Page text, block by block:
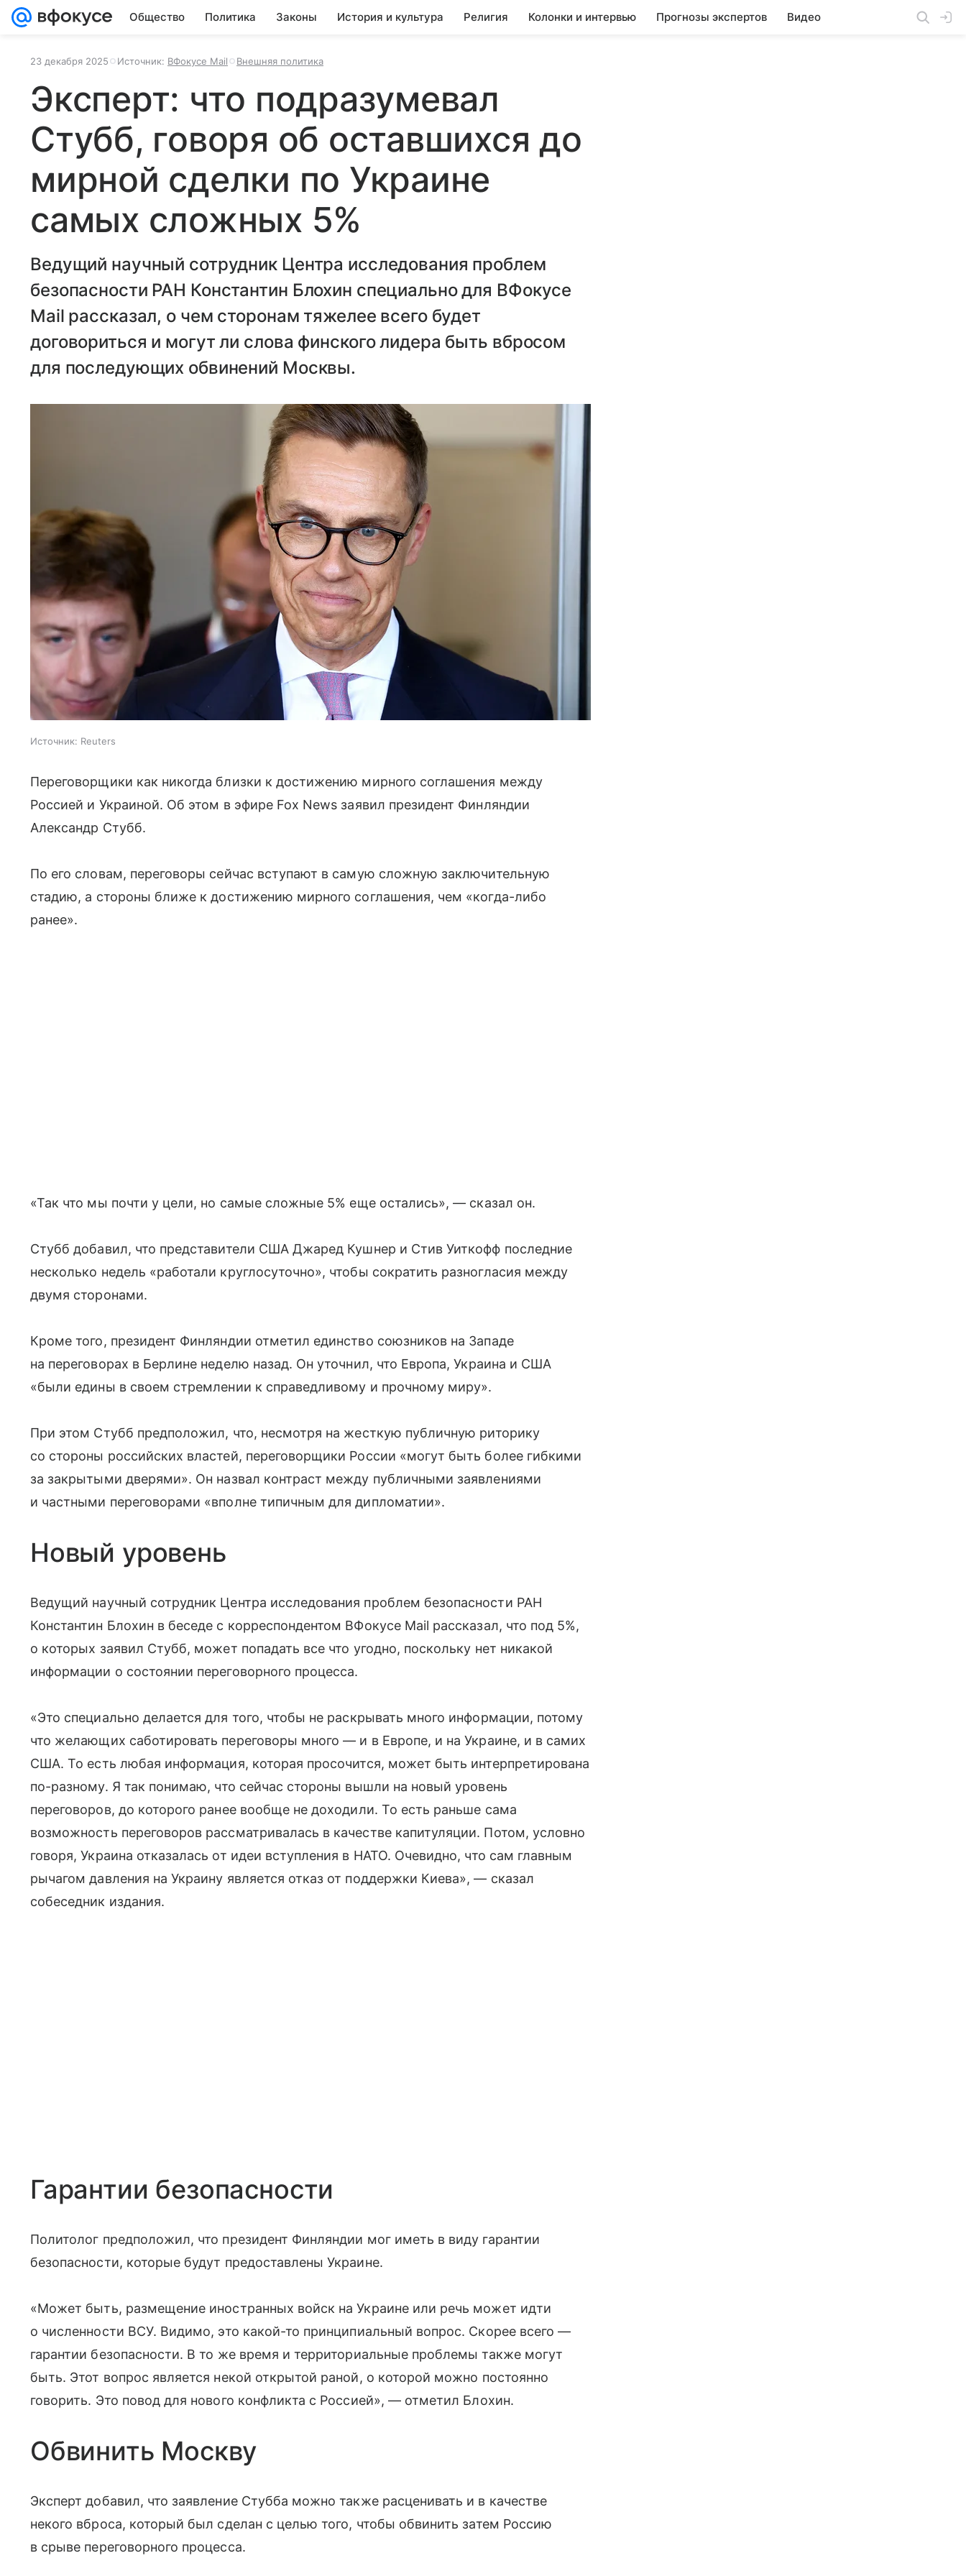
Общество Политика Законы История и культура Религия Колонки и интервью Прогнозы экспертов Видео
23 декабря 2025 Источник: ВФокусе Mail Внешняя политика
Эксперт: что подразумевал
Стубб, говоря об оставшихся до
мирной сделки по Украине
самых сложных 5%
Ведущий научный сотрудник Центра исследования проблем
безопасности РАН Константин Блохин специально для ВФокусе
Mail рассказал, о чем сторонам тяжелее всего будет
договориться и могут ли слова финского лидера быть вбросом
для последующих обвинений Москвы.
Источник: Reuters
Переговорщики как никогда близки к достижению мирного соглашения между
Россией и Украиной. Об этом в эфире Fox News заявил президент Финляндии
Александр Стубб.
По его словам, переговоры сейчас вступают в самую сложную заключительную
стадию, а стороны ближе к достижению мирного соглашения, чем «когда-либо
ранее».
«Так что мы почти у цели, но самые сложные 5% еще остались», — сказал он.
Стубб добавил, что представители США Джаред Кушнер и Стив Уиткофф последние
несколько недель «работали круглосуточно», чтобы сократить разногласия между
двумя сторонами.
Кроме того, президент Финляндии отметил единство союзников на Западе
на переговорах в Берлине неделю назад. Он уточнил, что Европа, Украина и США
«были едины в своем стремлении к справедливому и прочному миру».
При этом Стубб предположил, что, несмотря на жесткую публичную риторику
со стороны российских властей, переговорщики России «могут быть более гибкими
за закрытыми дверями». Он назвал контраст между публичными заявлениями
и частными переговорами «вполне типичным для дипломатии».
Новый уровень
Ведущий научный сотрудник Центра исследования проблем безопасности РАН
Константин Блохин в беседе с корреспондентом ВФокусе Mail рассказал, что под 5%,
о которых заявил Стубб, может попадать все что угодно, поскольку нет никакой
информации о состоянии переговорного процесса.
«Это специально делается для того, чтобы не раскрывать много информации, потому
что желающих саботировать переговоры много — и в Европе, и на Украине, и в самих
США. То есть любая информация, которая просочится, может быть интерпретирована
по-разному. Я так понимаю, что сейчас стороны вышли на новый уровень
переговоров, до которого ранее вообще не доходили. То есть раньше сама
возможность переговоров рассматривалась в качестве капитуляции. Потом, условно
говоря, Украина отказалась от идеи вступления в НАТО. Очевидно, что сам главным
рычагом давления на Украину является отказ от поддержки Киева», — сказал
собеседник издания.
Гарантии безопасности
Политолог предположил, что президент Финляндии мог иметь в виду гарантии
безопасности, которые будут предоставлены Украине.
«Может быть, размещение иностранных войск на Украине или речь может идти
о численности ВСУ. Видимо, это какой-то принципиальный вопрос. Скорее всего —
гарантии безопасности. В то же время и территориальные проблемы также могут
быть. Этот вопрос является некой открытой раной, о которой можно постоянно
говорить. Это повод для нового конфликта с Россией», — отметил Блохин.
Обвинить Москву
Эксперт добавил, что заявление Стубба можно также расценивать и в качестве
некого вброса, который был сделан с целью того, чтобы обвинить затем Россию
в срыве переговорного процесса.